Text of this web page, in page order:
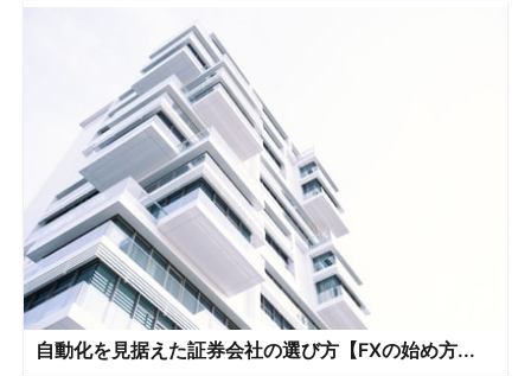
自動化を見据えた証券会社の選び方【FXの始め方...